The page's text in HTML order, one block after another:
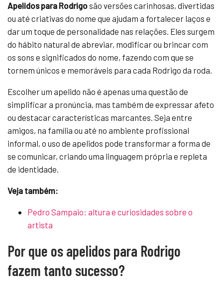
Apelidos para Rodrigosão versões carinhosas, divertidas
ou até criativas do nome que ajudam a fortalecer laços e
dar um toque de personalidade nas relações. Eles surgem
do hábito natural de abreviar, modificar ou brincar com
os sons e significados do nome, fazendo com que se
tornem únicos e memoráveis para cada Rodrigo da roda.
Escolher um apelido não é apenas uma questão de
simplificar a pronúncia, mas também de expressar afeto
ou destacar características marcantes. Seja entre
amigos, na família ou até no ambiente profissional
informal, o uso de apelidos pode transformar a forma de
se comunicar, criando uma linguagem própria e repleta
de identidade.
Veja também:
Pedro Sampaio: altura e curiosidades sobre o
artista
Por que os apelidos para Rodrigo
fazem tanto sucesso?